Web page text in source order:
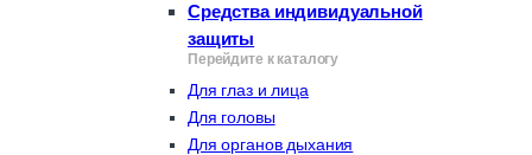
Средства индивидуальной
защиты
Перейдите к каталогу
Для глаз и лица
Для головы
Для органов дыхания